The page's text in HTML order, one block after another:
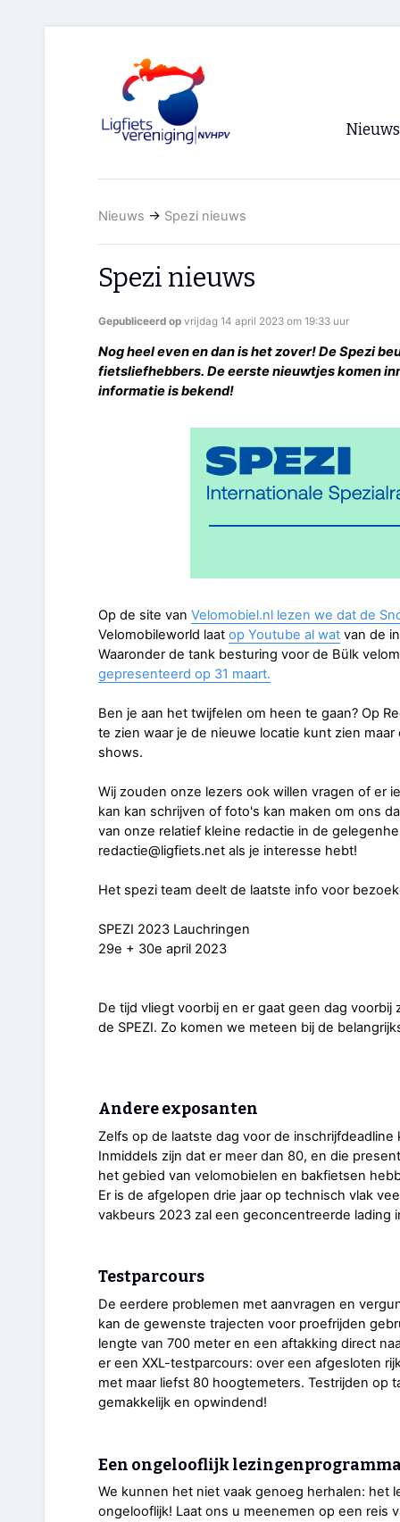
Nieuws
Nieuws → Spezi nieuws
Spezi nieuws
Gepubliceerd op vrijdag 14 april 2023 om 19:33 uur
Nog heel even en dan is het zover! De Spezi
fietsliefhebbers. De eerste nieuwtjes komen
informatie is bekend!
Op de site van Velomobiel.nl lezen we dat de
Velomobileworld laat op Youtube al wat van de
Waaronder de tank besturing voor de Bülk
gepresenteerd op 31 maart.
Ben je aan het twijfelen om heen te gaan? Op
te zien waar je de nieuwe locatie kunt zien
shows.
Wij zouden onze lezers ook willen vragen of er
kan kan schrijven of foto's kan maken om ons
van onze relatief kleine redactie in de
redactie@ligfiets.net als je interesse hebt!
Het spezi team deelt de laatste info voor
SPEZI 2023 Lauchringen
29e + 30e april 2023
De tijd vliegt voorbij en er gaat geen dag
de SPEZI. Zo komen we meteen bij de
Andere exposanten
Zelfs op de laatste dag voor de
Inmiddels zijn dat er meer dan 80, en die
het gebied van velomobielen en bakfietsen
Er is de afgelopen drie jaar op technisch vlak
vakbeurs 2023 zal een geconcentreerde lading
Testparcours
De eerdere problemen met aanvragen en
kan de gewenste trajecten voor proefrijden
lengte van 700 meter en een aftakking direct
er een XXL-testparcours: over een afgesloten
met maar liefst 80 hoogtemeters. Testrijden op
gemakkelijk en opwindend!
Een ongelooflijk
We kunnen het niet vaak genoeg herhalen: het
ongelooflijk! Laat ons u meenemen op een reis